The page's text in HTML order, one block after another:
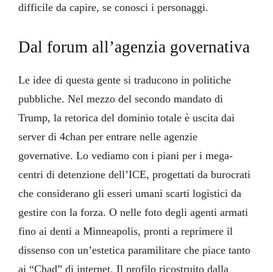
difficile da capire, se conosci i personaggi.
Dal forum all’agenzia governativa
Le idee di questa gente si traducono in politiche
pubbliche. Nel mezzo del secondo mandato di
Trump, la retorica del dominio totale è uscita dai
server di 4chan per entrare nelle agenzie
governative. Lo vediamo con i piani per i mega-
centri di detenzione dell’ICE, progettati da burocrati
che considerano gli esseri umani scarti logistici da
gestire con la forza. O nelle foto degli agenti armati
fino ai denti a Minneapolis, pronti a reprimere il
dissenso con un’estetica paramilitare che piace tanto
ai “Chad” di internet. Il profilo ricostruito dalla